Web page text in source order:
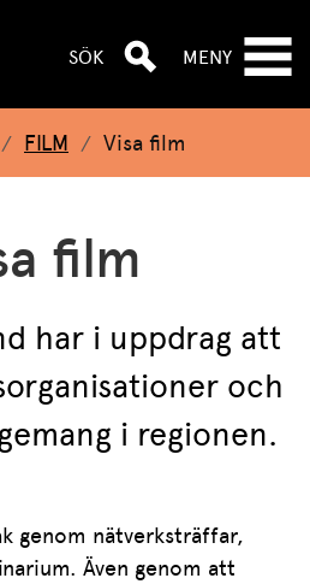
SÖK MENY
FILM Visa film
film
har i uppdrag att
och
i regionen.
genom nätverksträffar,
Även genom att